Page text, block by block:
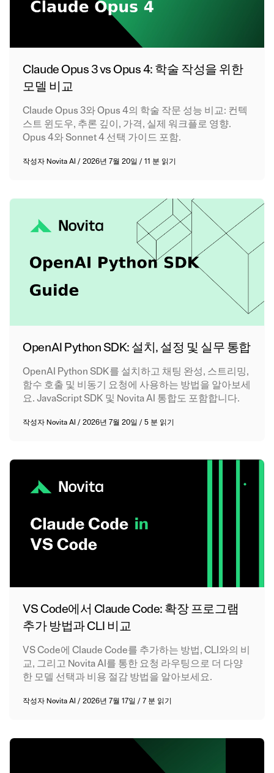
Claude Opus 3 vs Opus 4: 학술 작성을 위한
모델 비교
Claude Opus 3와 Opus 4의 학술 작문 성능 비교: 컨텍
스트 윈도우, 추론 깊이, 가격, 실제 워크플로 영향.
Opus 4와 Sonnet 4 선택 가이드 포함.
작성자 Novita AI /2026년 7월 20일/11 분 읽기
OpenAI Python SDK: 설치, 설정 및 실무 통합
OpenAI Python SDK를 설치하고 채팅 완성, 스트리밍,
함수 호출 및 비동기 요청에 사용하는 방법을 알아보세
요. JavaScript SDK 및 Novita AI 통합도 포함합니다.
작성자 Novita AI /2026년 7월 20일/5 분 읽기
VS Code에서 Claude Code: 확장 프로그램
추가 방법과 CLI 비교
VS Code에 Claude Code를 추가하는 방법, CLI와의 비
교, 그리고 Novita AI를 통한 요청 라우팅으로 더 다양
한 모델 선택과 비용 절감 방법을 알아보세요.
작성자 Novita AI /2026년 7월 17일/7 분 읽기